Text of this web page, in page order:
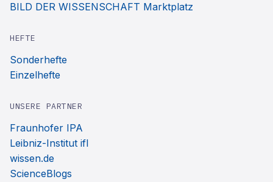
BILD DER WISSENSCHAFT Marktplatz
HEFTE
Sonderhefte
Einzelhefte
UNSERE PARTNER
Fraunhofer IPA
Leibniz-Institut ifl
wissen.de
ScienceBlogs